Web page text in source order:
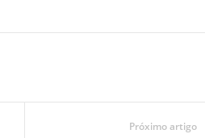
Próximo artigo